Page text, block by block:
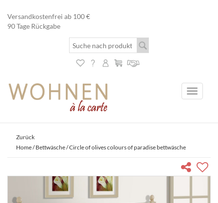
Versandkostenfrei ab 100 €
90 Tage Rückgabe
Toggle
Zurück
Home/Bettwäsche/ Circle of olives colours of paradise bettwäsche